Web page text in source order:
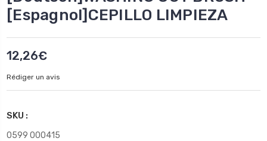
[Espagnol]CEPILLO LIMPIEZA
12,26€
Rédiger un avis
SKU :
0599 000415